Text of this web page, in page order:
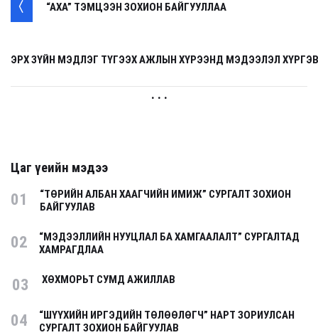
“АХА” ТЭМЦЭЭН ЗОХИОН БАЙГУУЛЛАА
ЭРХ ЗҮЙН МЭДЛЭГ ТҮГЭЭХ АЖЛЫН ХҮРЭЭНД МЭДЭЭЛЭЛ ХҮРГЭВ
. . .
Цаг үеийн мэдээ
01
“ТӨРИЙН АЛБАН ХААГЧИЙН ИМИЖ” СУРГАЛТ ЗОХИОН
БАЙГУУЛАВ
02
“МЭДЭЭЛЛИЙН НУУЦЛАЛ БА ХАМГААЛАЛТ” СУРГАЛТАД
ХАМРАГДЛАА
03 ХӨХМОРЬТ СУМД АЖИЛЛАВ
04
“ШҮҮХИЙН ИРГЭДИЙН ТӨЛӨӨЛӨГЧ” НАРТ ЗОРИУЛСАН
СУРГАЛТ ЗОХИОН БАЙГУУЛАВ